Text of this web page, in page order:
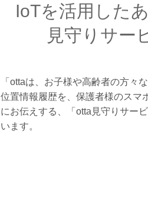
IoTを活用した
見守りサー
「ottaは、お子様や高齢者の方々
位置情報履歴を、保護者様のスマ
にお伝えする、「otta見守りサー
います。